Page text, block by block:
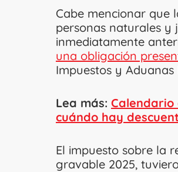
Cabe mencionar que
personas naturales y
inmediatamente
una obligación
Impuestos y Aduanas
Lea más: Calendario
cuándo hay
El impuesto sobre la
gravable 2025,